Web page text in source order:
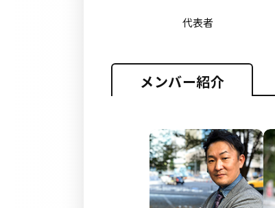
代表者
メンバー紹介